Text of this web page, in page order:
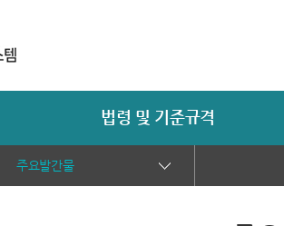
법령 및 기준규격
주요발간물